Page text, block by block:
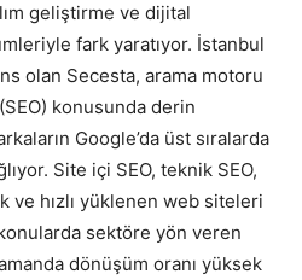
geliştirme ve dijital
fark yaratıyor. İstanbul
olan Secesta, arama motoru
konusunda derin
Google’da üst sıralarda
Site içi SEO, teknik SEO,
ve hızlı yüklenen web siteleri
sektöre yön veren
dönüşüm oranı yüksek